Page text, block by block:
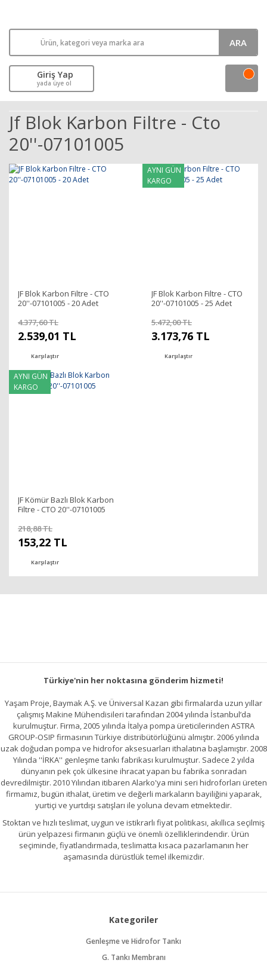
ARA
Giriş Yap
yada üye ol
Jf Blok Karbon Filtre - Cto
20''-07101005
JF Blok Karbon Filtre - CTO
20''-07101005 - 20 Adet
4.377,60 TL
2.539,01 TL
Karşılaştır
AYNI GÜN
KARGO
JF Blok Karbon Filtre - CTO
20''-07101005 - 25 Adet
5.472,00 TL
3.173,76 TL
Karşılaştır
AYNI GÜN
KARGO
JF Kömür Bazlı Blok Karbon
Filtre - CTO 20''-07101005
218,88 TL
153,22 TL
Karşılaştır
Türkiye'nin her noktasına gönderim hizmeti!
Yaşam Proje, Baymak A.Ş. ve Üniversal Kazan gibi firmalarda uzun yıllar
çalışmış Makine Mühendisileri tarafından 2004 yılında İstanbul’da
kurulmuştur. Firma, 2005 yılında İtalya pompa üreticilerinden ASTRA
GROUP-OSIP firmasının Türkiye distribütörlüğünü almıştır. 2006 yılında
uzak doğudan pompa ve hidrofor aksesuarları ithalatına başlamıştır. 2008
Yılında ''İRKA'' genleşme tankı fabrikası kurulmuştur. Sadece 2 yılda
dünyanın pek çok ülkesine ihracat yapan bu fabrika sonradan
devredilmiştir. 2010 Yılından itibaren Alarko'ya mini seri hidroforları üreten
firmamız, bugün ithalat, üretim ve değerli markaların bayiliğini yaparak,
yurtiçi ve yurtdışı satışları ile yoluna devam etmektedir.
Stoktan ve hızlı teslimat, uygun ve istikrarlı fiyat politikası, akıllıca seçilmiş
ürün yelpazesi firmanın güçlü ve önemli özelliklerindendir. Ürün
seçiminde, fiyatlandırmada, teslimatta kısaca pazarlamanın her
aşamasında dürüstlük temel ilkemizdir.
Kategoriler
Genleşme ve Hidrofor Tankı
G. Tankı Membranı